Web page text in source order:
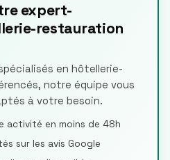
expert-
restauration
en hôtellerie-
notre équipe vous
à votre besoin.
activité en moins de 48h
sur les avis Google